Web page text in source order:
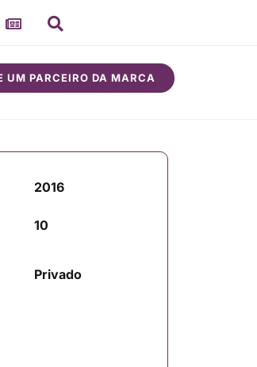
UM PARCEIRO DA MARCA
2016
10
Privado